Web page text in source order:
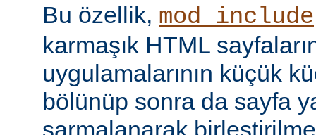
Bu özellik, mod_include
karmaşık HTML
uygulamalarının küçük
bölünüp sonra da sayfa
sarmalanarak